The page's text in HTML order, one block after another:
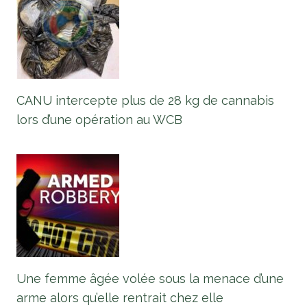
CANU intercepte plus de 28 kg de cannabis
lors d’une opération au WCB
Une femme âgée volée sous la menace d’une
arme alors qu’elle rentrait chez elle